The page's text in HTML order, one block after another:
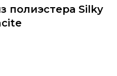
полиэстера Silky